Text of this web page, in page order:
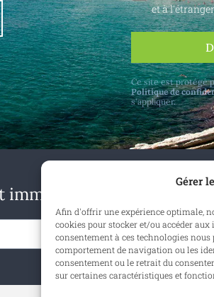
Gérer
Afin d'offrir une expérience optimale,
cookies pour stocker et/ou accéder
consentement à ces technologies
comportement de navigation ou les
consentement ou le retrait du
sur certaines caractéristiques et
et à
Ce site est protégé
Politique de
s'appliquer.
en Belgique et
S'abonner